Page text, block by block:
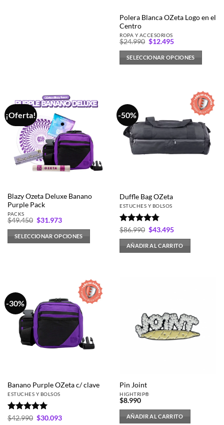
Polera Blanca OZeta Logo en el
Centro
ROPA Y ACCESORIOS
$24.990 El
original
era:
$24.990.
$12.495El
actual
es:
$12.495.
SELECCIONAR OPCIONES
variantes.
Las
opciones
pueden
página
de
producto
¡Oferta!
Blazy Ozeta Deluxe Banano
Purple Pack
PACKS
$49.450 El
original
era:
$49.450.
$31.973El
actual
es:
$31.973.
SELECCIONAR OPCIONES
-50%
Duffle Bag OZeta
ESTUCHES Y BOLSOS
Valorado
con4.75
de 5
$86.990 El
original
era:
$86.990.
$43.495El
actual
es:
$43.495.
AÑADIR AL CARRITO
-30%
Banano Purple OZeta c/ clave
ESTUCHES Y BOLSOS
Valorado
$42.990 El
$30.093El
Pin Joint
HIGHTRIP®
$8.990
AÑADIR AL CARRITO